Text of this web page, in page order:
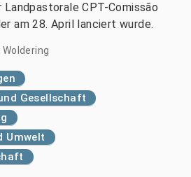
CPT-Comissão
am 28. April lanciert wurde.
Woldering
Gesellschaft
Umwelt